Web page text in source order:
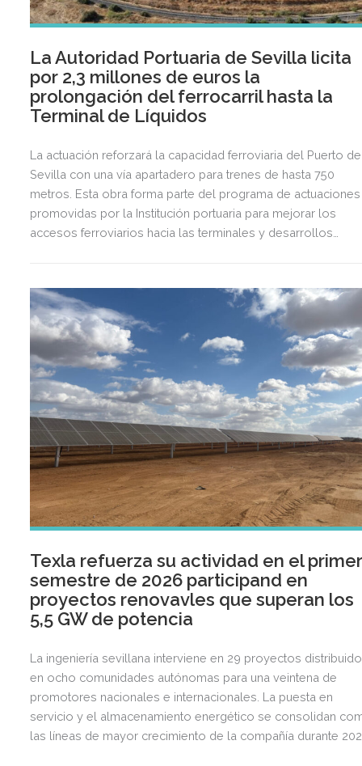
La Autoridad Portuaria de Sevilla licita
por 2,3 millones de euros la
prolongación del ferrocarril hasta la
Terminal de Líquidos
La actuación reforzará la capacidad ferroviaria del Puerto de
Sevilla con una vía apartadero para trenes de hasta 750
metros. Esta obra forma parte del programa de actuaciones
promovidas por la Institución portuaria para mejorar los
accesos ferroviarios hacia las terminales y desarrollos
Texla refuerza su actividad en el
semestre de 2026 participand en
proyectos renovavles que superan los
5,5 GW de potencia
La ingeniería sevillana interviene en 29 proyectos
en ocho comunidades autónomas para una veintena de
promotores nacionales e internacionales. La puesta en
servicio y el almacenamiento energético se consolidan
las líneas de mayor crecimiento de la compañía durante